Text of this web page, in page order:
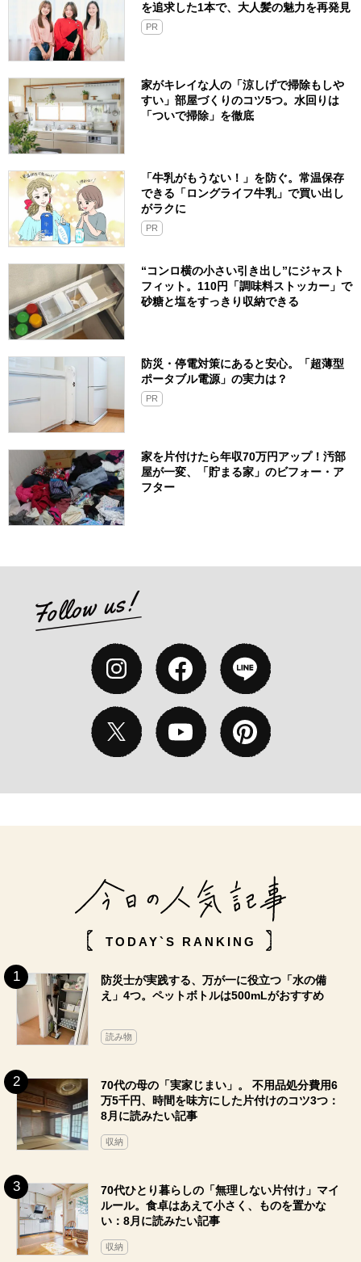
を追求した1本で、大人髪の魅力を再発見
PR
家がキレイな人の「涼しげで掃除もしや
すい」部屋づくりのコツ5つ。水回りは
「ついで掃除」を徹底
「牛乳がもうない！」を防ぐ。常温保存
できる「ロングライフ牛乳」で買い出し
がラクに
PR
“コンロ横の小さい引き出し”にジャスト
フィット。110円「調味料ストッカー」で
砂糖と塩をすっきり収納できる
防災・停電対策にあると安心。「超薄型
ポータブル電源」の実力は？​
PR
家を片付けたら年収70万円アップ！汚部
屋が一変、「貯まる家」のビフォー・ア
フター
TODAY`S RANKING
防災士が実践する、万が一に役立つ「水の備
え」4つ。ペットボトルは500mLがおすすめ
読み物
70代の母の「実家じまい」。 不用品処分費用6
万5千円、時間を味方にした片付けのコツ3つ：
8月に読みたい記事
収納
70代ひとり暮らしの「無理しない片付け」マイ
ルール。食卓はあえて小さく、ものを置かな
い：8月に読みたい記事
収納